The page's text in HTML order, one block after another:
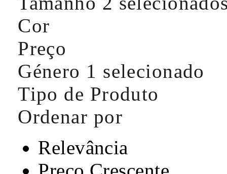
Cor
Preço
Género 1 selecionado
Tipo de Produto
Ordenar por
Relevância